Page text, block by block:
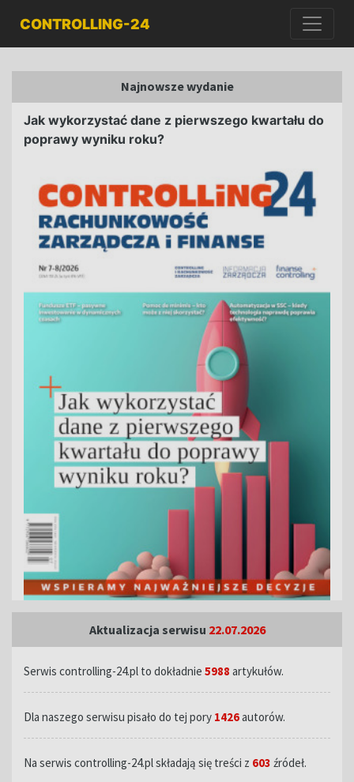
CONTROLLING-24
Najnowsze wydanie
Jak wykorzystać dane z pierwszego kwartału do
poprawy wyniku roku?
Aktualizacja serwisu 22.07.2026
Serwis controlling-24.pl to dokładnie 5988 artykułów.
Dla naszego serwisu pisało do tej pory 1426autorów.
Na serwis controlling-24.pl składają się treści z 603 źródeł.